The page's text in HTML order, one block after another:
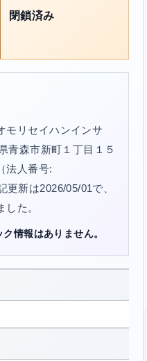
閉鎖済み
モリセイハンインサ
青森市新町１丁目１５
法人番号:
更新は2026/05/01で、
た。
情報はありません。